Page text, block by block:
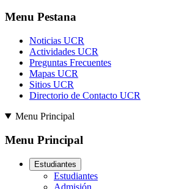
Menu Pestana
Noticias UCR
Actividades UCR
Preguntas Frecuentes
Mapas UCR
Sitios UCR
Directorio de Contacto UCR
Menu Principal
Menu Principal
Estudiantes
Estudiantes